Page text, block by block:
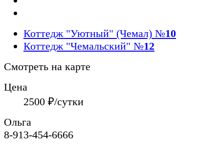
Коттедж "Уютный" (Чемал) №10
Коттедж "Чемальский" №12
Смотреть на карте
Цена
2500 ₽/сутки
Ольга
8-913-454-6666